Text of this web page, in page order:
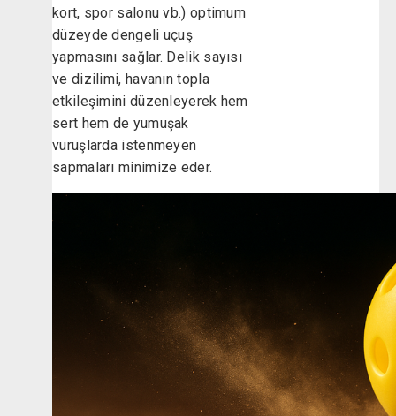
kort, spor salonu vb.) optimum
düzeyde dengeli uçuş
yapmasını sağlar. Delik sayısı
ve dizilimi, havanın topla
etkileşimini düzenleyerek hem
sert hem de yumuşak
vuruşlarda istenmeyen
sapmaları minimize eder.